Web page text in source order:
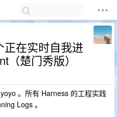
正在实时自我进
（楚门秀版）
。所有 Harness 的工程实践
Logs 。